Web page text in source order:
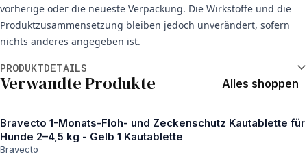
vorherige oder die neueste Verpackung. Die Wirkstoffe und die
Produktzusammensetzung bleiben jedoch unverändert, sofern
nichts anderes angegeben ist.
PRODUKTDETAILS
Verwandte Produkte Alles shoppen
Bravecto 1-Monats-Floh- und Zeckenschutz Kautablette für
Hunde 2–4,5 kg - Gelb 1 Kautablette
Bravecto